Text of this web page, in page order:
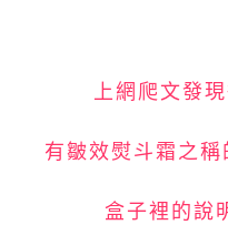
上網爬文發
有皺效熨斗霜之
盒子裡的說